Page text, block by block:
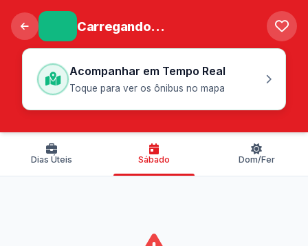
Carregando...
Acompanhar em Tempo Real
Toque para ver os ônibus no mapa
Dias Úteis Sábado Dom/Fer